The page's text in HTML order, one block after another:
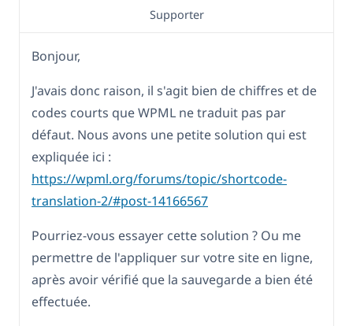
Supporter
Bonjour,
J'avais donc raison, il s'agit bien de chiffres et de
codes courts que WPML ne traduit pas par
défaut. Nous avons une petite solution qui est
expliquée ici :
https://wpml.org/forums/topic/shortcode-
translation-2/#post-14166567
Pourriez-vous essayer cette solution ? Ou me
permettre de l'appliquer sur votre site en ligne,
après avoir vérifié que la sauvegarde a bien été
effectuée.